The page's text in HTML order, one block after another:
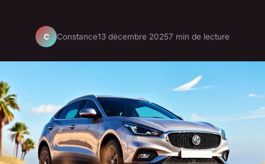
C Constance13 décembre 20257 min de lecture